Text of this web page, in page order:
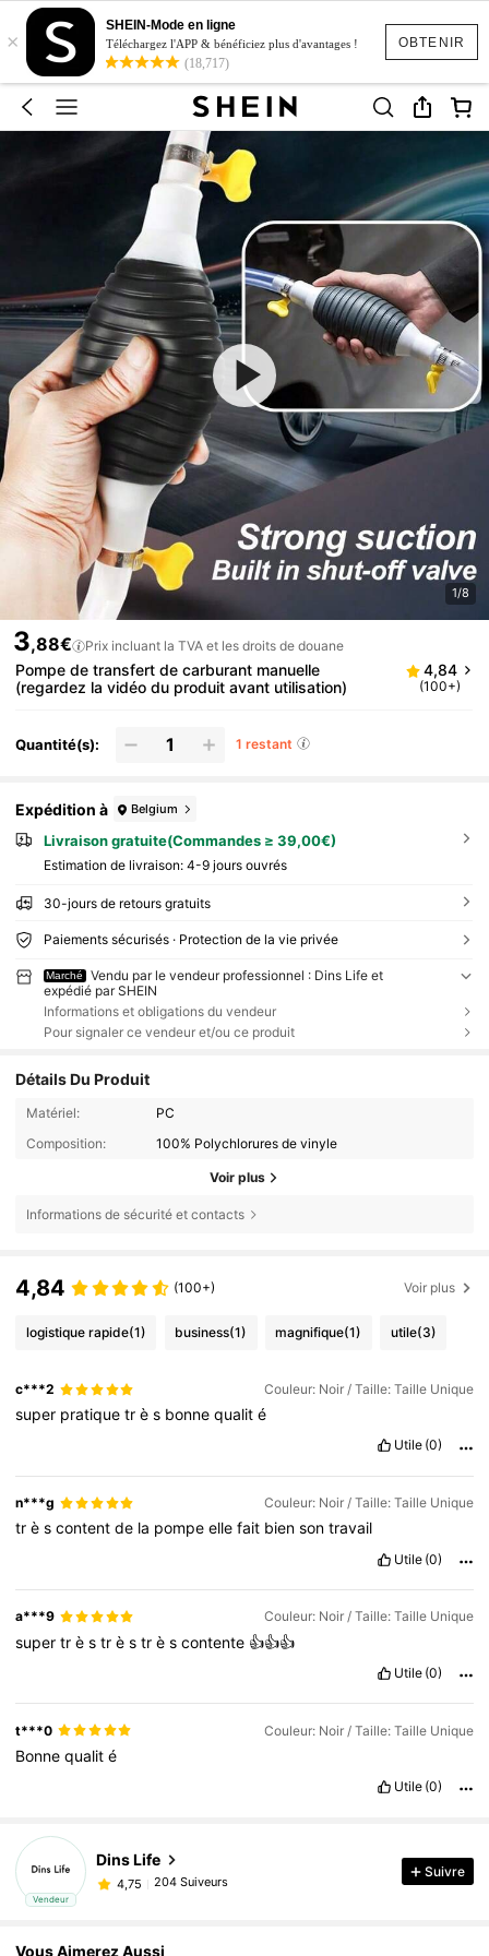
OBTENIR
×
SHEIN-Mode en ligne
Téléchargez l'APP & bénéficiez plus d'avantages !
(18,717)
1/8
3,88€ Prix incluant la TVA et les droits de douane
Pompe de transfert de carburant manuelle
(regardez la vidéo du produit avant utilisation)
4,84
(100+)
Quantité(s): 1 restant
Expédition à Belgium
Livraison gratuite(Commandes ≥ 39,00€)
Estimation de livraison: 4-9 jours ouvrés
30-jours de retours gratuits
Paiements sécurisés · Protection de la vie privée
Marché
Vendu par le vendeur professionnel : Dins Life et
expédié par SHEIN
Informations et obligations du vendeur
Pour signaler ce vendeur et/ou ce produit
Détails Du Produit
Matériel:
PC
Composition:
100% Polychlorures de vinyle
Voir plus
Informations de sécurité et contacts
4,84 (100+) Voir plus
logistique rapide(1) business(1) magnifique(1) utile(3)
c***2 Couleur: Noir / Taille: Taille Unique
super pratiquetrès bonnequalité
Utile (0)
n***g Couleur: Noir / Taille: Taille Unique
trèscontentde la pompeellefait biensontravail
Utile (0)
a***9 Couleur: Noir / Taille: Taille Unique
supertrèstrèstrèscontente 👍👍👍
Utile (0)
t***0 Couleur: Noir / Taille: Taille Unique
Bonnequalité
Utile (0)
Vendeur
Dins Life
4,75 204 Suiveurs
Suivre
Vous Aimerez Aussi